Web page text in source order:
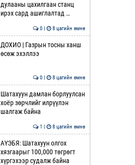
дулааны цахилгаан станц
ирэх сард ашиглалтад …
0 | 8 цагийн өмнө
ДОХИО | Газрын тосны ханш
өсөж эхэллээ
0 | 8 цагийн өмнө
Шатахуун дамлан борлуулсан
хоёр зөрчлийг илрүүлэн
шалгаж байна
1 | 8 цагийн өмнө
АҮЭБЯ: Шатахуун олгох
хязгаарыг 100,000 төгрөгт
хүргэхээр судалж байна